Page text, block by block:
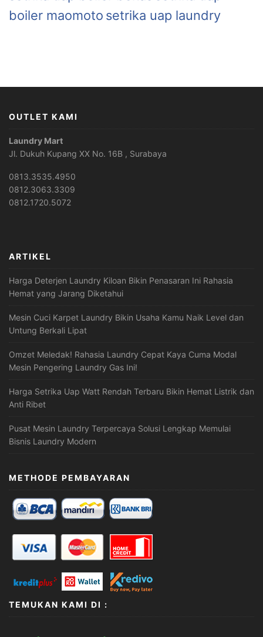
boiler maomoto setrika uap laundry
OUTLET KAMI
Laundry Mart
Jl. Dukuh Kupang XX No. 16B , Surabaya
0813.3535.4950
0812.3063.3309
0812.1720.5072
ARTIKEL
Harga Deterjen Laundry Kiloan Bikin Penasaran Ini Rahasia
Hemat yang Jarang Diketahui
Mesin Cuci Karpet Laundry Bikin Usaha Kamu Naik Level dan
Untung Berkali Lipat
Omzet Meledak! Rahasia Laundry Cepat Kaya Cuma Modal
Mesin Pengering Laundry Gas Ini!
Harga Setrika Uap Watt Rendah Terbaru Bikin Hemat Listrik dan
Anti Ribet
Pusat Mesin Laundry Terpercaya Solusi Lengkap Memulai
Bisnis Laundry Modern
METHODE PEMBAYARAN
TEMUKAN KAMI DI :